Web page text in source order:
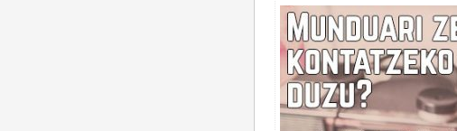
c
e
b
i
t
t
e
d